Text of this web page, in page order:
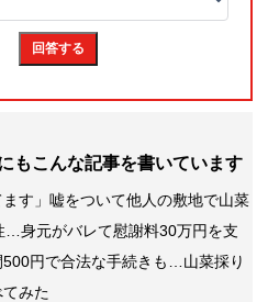
もこんな記事を書いています
ます」嘘をついて他人の敷地で山菜
…身元がバレて慰謝料30万円を支
円で合法な手続きも…山菜採り
みた